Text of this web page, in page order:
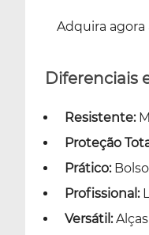
Adquira
Diferenciais
Resistente:
Proteção
Prático:Bolso
Profissional:
Versátil: